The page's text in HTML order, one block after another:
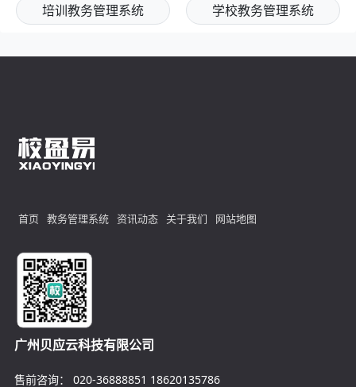
培训教务管理系统 学校教务管理系统
首页 教务管理系统 资讯动态 关于我们 网站地图
广州贝应云科技有限公司
售前咨询： 020-36888851 18620135786